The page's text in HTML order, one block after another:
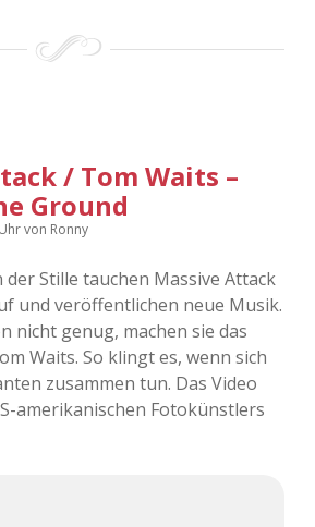
/ Tom Waits –
Ground
von Ronny
der Stille tauchen Massive Attack
und veröffentlichen neue Musik.
nicht genug, machen sie das
Waits. So klingt es, wenn sich
zusammen tun. Das Video
amerikanischen Fotokünstlers